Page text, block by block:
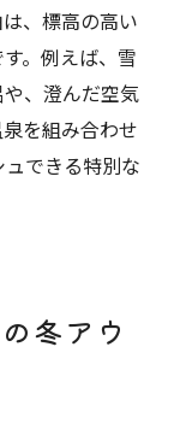
、標高の高い
。例えば、雪
、澄んだ空気
を組み合わせ
できる特別な
冬アウ